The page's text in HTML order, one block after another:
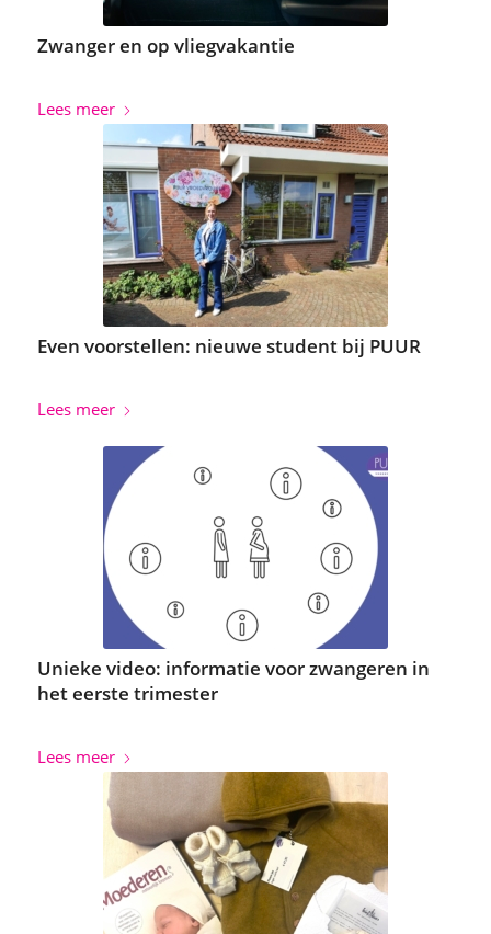
Zwanger en op vliegvakantie
Lees meer
Even voorstellen: nieuwe student bij PUUR
Lees meer
Unieke video: informatie voor zwangeren in
het eerste trimester
Lees meer